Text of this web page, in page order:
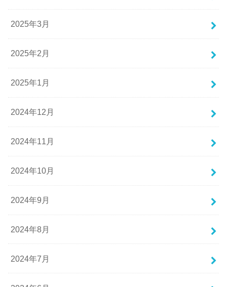
2025年3月
2025年2月
2025年1月
2024年12月
2024年11月
2024年10月
2024年9月
2024年8月
2024年7月